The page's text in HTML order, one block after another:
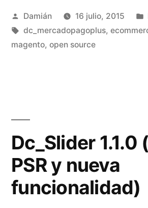
para
MercadoPago)»
Publicado
por
Damián 16 julio, 2015
Etiquetas:
dc_mercadopagoplus,
magento, open source
Dc_Slider 1.1.0
PSR y nueva
funcionalidad)